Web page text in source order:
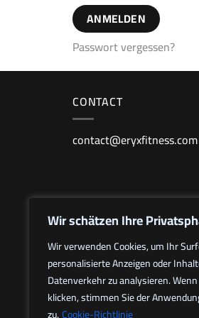
Wir schätzen Ihre
Wir verwenden Cookies, um Ihr
personalisierte Anzeigen oder
Datenverkehr zu analysieren.
klicken, stimmen Sie der
ANMELDEN
Passwort vergessen?
CONTACT
contact@eryxfitness.com